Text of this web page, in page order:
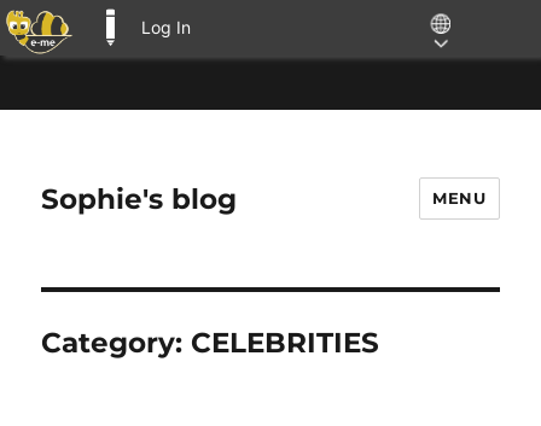
Log In
Sophie's blog MENU
Category: CELEBRITIES